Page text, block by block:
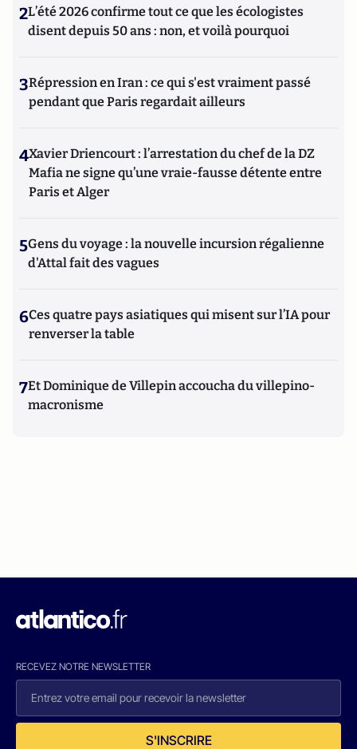
2L’été 2026 confirme tout ce que les écologistes
disent depuis 50 ans : non, et voilà pourquoi
3Répression en Iran : ce qui s'est vraiment passé
pendant que Paris regardait ailleurs
4Xavier Driencourt : l’arrestation du chef de la DZ
Mafia ne signe qu’une vraie-fausse détente entre
Paris et Alger
5Gens du voyage : la nouvelle incursion régalienne
d'Attal fait des vagues
6Ces quatre pays asiatiques qui misent sur l’IA pour
renverser la table
7Et Dominique de Villepin accoucha du villepino-
macronisme
RECEVEZ NOTRE NEWSLETTER
S'INSCRIRE